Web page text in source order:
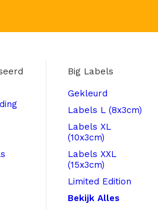
Big Labels
Gekleurd
Labels L (8x3cm)
Labels XL
(10x3cm)
Labels XXL
(15x3cm)
Limited Edition
Bekijk Alles